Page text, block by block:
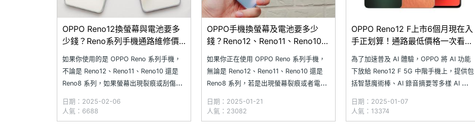
OPPO Reno12換螢幕與電池要多
少錢？Reno系列手機通路維修價
如果你使用的是 OPPO Reno 系列手機，
不論是 Reno12、Reno11、Reno10 還是
Reno8 系列，如果螢幕出現裂痕或刮傷影
降，出門必須依靠行動電源？現在正是維
修或更換零件的最佳時機！究竟在 SOGI
日期：2025-02-06
人氣：6688
OPPO手機換螢幕及電池要多少
錢？Reno12、Reno11、Reno10與
如果你正在使用 OPPO Reno 系列手機，
無論是 Reno12、Reno11、Reno10 還是
Reno8 系列，若是出現螢幕裂痕或者電池
件的好時機！究竟在 SOGI 合作維修店家
更換 OPPO Reno 系列手機的電池需要多
日期：2025-01-21
人氣：23082
OPPO Reno12 F上市6個月現在入
手正划算！通路最低價格一次看
為了加速普及 AI 體驗，OPPO 將 AI 功能
下放給 Reno12 F 5G 中階手機上，提供包
括智慧魔術棒、AI 錄音摘要等多樣 AI 功
號環境下經由藍牙與 Reno 系列手機完成
通話。隨著 OPPO Reno12 F 5G​ 在台灣上
日期：2025-01-07
人氣：13374